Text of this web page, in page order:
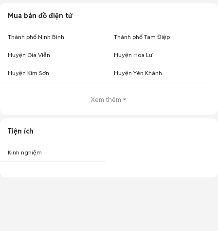
Mua bán đồ điện tử
Thành phố Ninh Bình Thành phố Tam Điệp
Huyện Gia Viễn Huyện Hoa Lư
Huyện Kim Sơn Huyện Yên Khánh
Xem thêm
Tiện ích
Kinh nghiệm